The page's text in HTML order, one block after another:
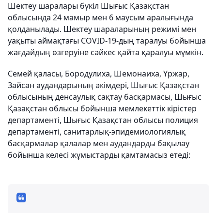
Шектеу шаралары бүкіл Шығыс Қазақстан
облысында 24 мамыр мен 6 маусым аралығында
қолданылады. Шектеу шараларының режимі мен
уақыты аймақтағы COVID-19-дың таралуы бойынша
жағдайдың өзгеруіне сәйкес қайта қаралуы мүмкін.
Семей қаласы, Бородулиха, Шемонаиха, Үржар,
Зайсан аудандарының әкімдері, Шығыс Қазақстан
облысының денсаулық сақтау басқармасы, Шығыс
Қазақстан облысы бойынша мемлекеттік кірістер
департаменті, Шығыс Қазақстан облысы полиция
департаменті, санитарлық-эпидемиологиялық
басқармалар қалалар мен аудандарды бақылау
бойынша келесі жұмыстарды қамтамасыз етеді: